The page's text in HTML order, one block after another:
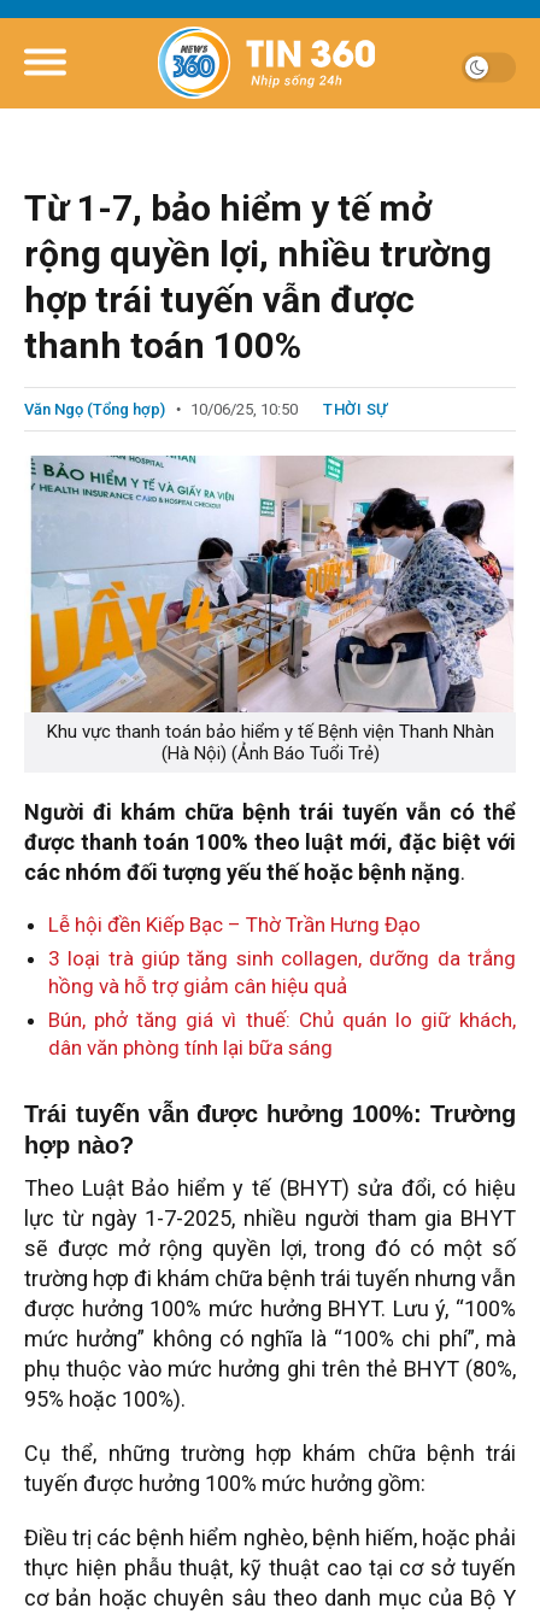
Từ 1-7, bảo hiểm y tế mở
rộng quyền lợi, nhiều trường
hợp trái tuyến vẫn được
thanh toán 100%
Văn Ngọ (Tổng hợp) 10/06/25, 10:50 THỜI SỰ
Khu vực thanh toán bảo hiểm y tế Bệnh viện Thanh Nhàn
(Hà Nội) (Ảnh Báo Tuổi Trẻ)
Người đi khám chữa bệnh trái tuyến vẫn có thể
được thanh toán 100% theo luật mới, đặc biệt với
các nhóm đối tượng yếu thế hoặc bệnh nặng.
Lễ hội đền Kiếp Bạc – Thờ Trần Hưng Đạo
3 loại trà giúp tăng sinh collagen, dưỡng da trắng
hồng và hỗ trợ giảm cân hiệu quả
Bún, phở tăng giá vì thuế: Chủ quán lo giữ khách,
dân văn phòng tính lại bữa sáng
Trái tuyến vẫn được hưởng 100%: Trường
hợp nào?
Theo Luật Bảo hiểm y tế (BHYT) sửa đổi, có hiệu
lực từ ngày 1-7-2025, nhiều người tham gia BHYT
sẽ được mở rộng quyền lợi, trong đó có một số
trường hợp đi khám chữa bệnh trái tuyến nhưng vẫn
được hưởng 100% mức hưởng BHYT. Lưu ý, “100%
mức hưởng” không có nghĩa là “100% chi phí”, mà
phụ thuộc vào mức hưởng ghi trên thẻ BHYT (80%,
95% hoặc 100%).
Cụ thể, những trường hợp khám chữa bệnh trái
tuyến được hưởng 100% mức hưởng gồm:
Điều trị các bệnh hiểm nghèo, bệnh hiếm, hoặc phải
thực hiện phẫu thuật, kỹ thuật cao tại cơ sở tuyến
cơ bản hoặc chuyên sâu theo danh mục của Bộ Y